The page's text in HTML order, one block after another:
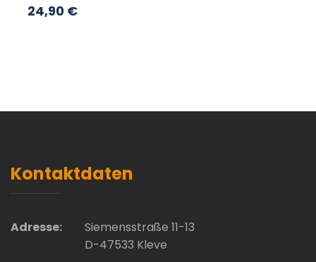
24,90 €
Kontaktdaten
Adresse:
Siemensstraße 11-13
D-47533 Kleve